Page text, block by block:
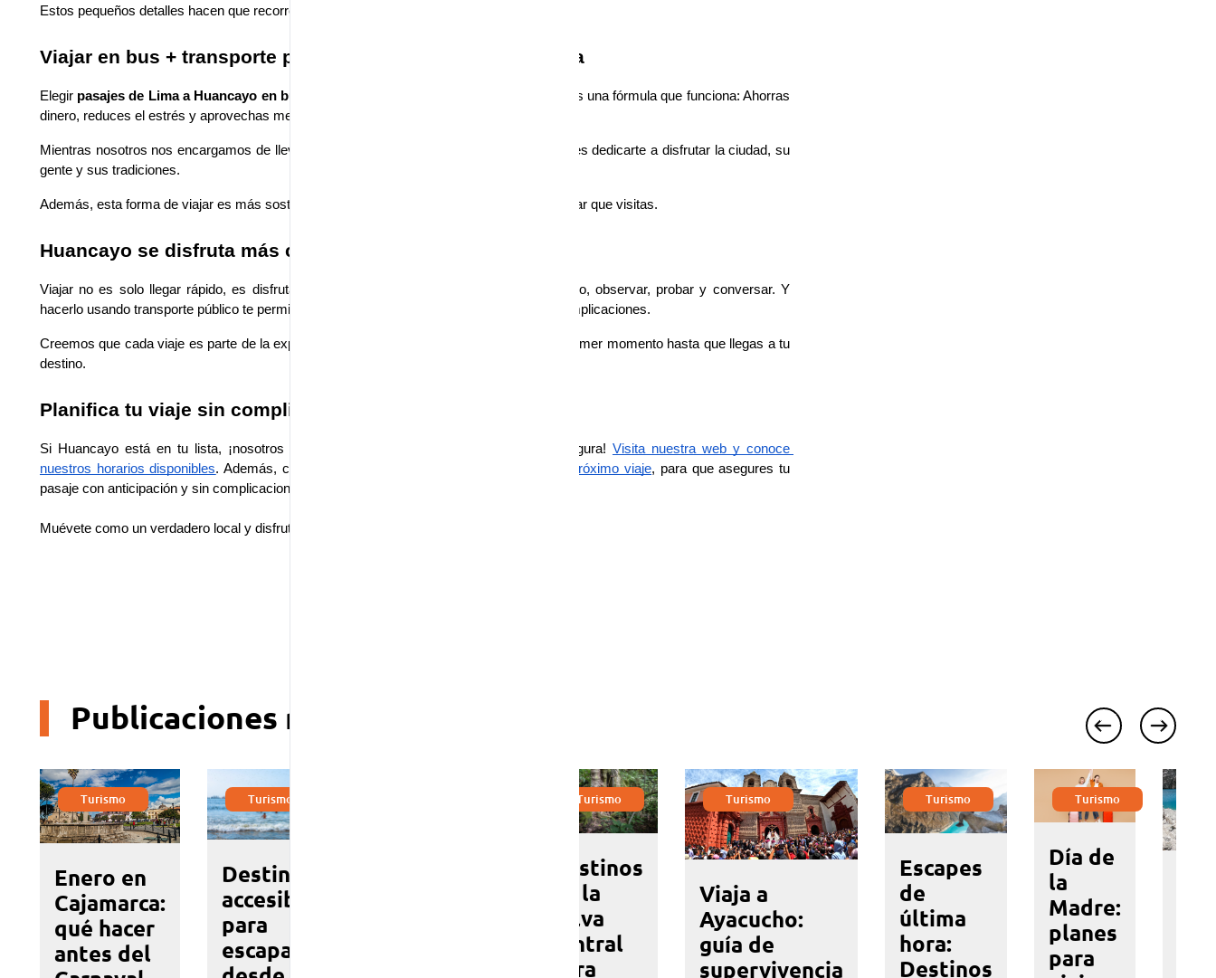
Estos pequeños detalles hacen que recorrer Huancayo sea sencillo y sin estrés.
Viajar en bus + transporte público: la combinación perfecta
Elegir pasajes de Lima a Huancayo en bus
y luego moverse en transporte público local es una fórmula que funciona: Ahorras
dinero, reduces el estrés y aprovechas mejor tu tiempo en el destino.
Mientras nosotros nos encargamos de llevarte de forma segura hasta Huancayo, tú puedes dedicarte a disfrutar la ciudad, su
gente y sus tradiciones.
Además, esta forma de viajar es más sostenible y te permite conectar de verdad con el lugar que visitas.
Huancayo se disfruta más cuando viajas sin apuros
Viajar no es solo llegar rápido, es disfrutar el camino. Huancayo te invita a bajar el ritmo, observar, probar y conversar. Y
hacerlo usando transporte público te permite vivir la ciudad desde adentro, sin prisas ni complicaciones.
Creemos que cada viaje es parte de la experiencia. Por eso, te acompañamos desde el primer momento hasta que llegas a tu
destino.
Planifica tu viaje sin complicaciones
Si Huancayo está en tu lista, ¡nosotros te llevamos hasta allá de forma cómoda y segura! Visita nuestra web y conoce
nuestros horarios disponibles. Además, contamos con promociones especiales para tu próximo viaje, para que asegures tu
pasaje con anticipación y sin complicaciones.
Muévete como un verdadero local y disfruta cada rincón de Huancayo sin prisas.
Publicaciones relacionadas
Turismo
Enero en
Cajamarca:
qué hacer
antes del
Turismo
Destinos
accesibles
para
escaparte
Turismo
Destinos
de la
selva
central
para
Turismo
Viaja a
Ayacucho:
guía de
supervivencia
Turismo
Escapes
de
última
hora:
Destinos
Turismo
Día de
la
Madre:
planes
para
prev next